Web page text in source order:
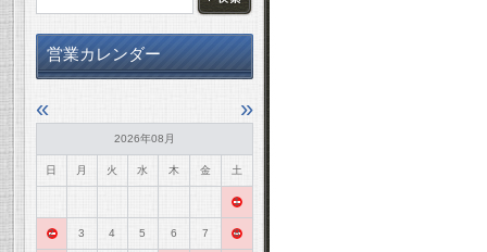
営業カレンダー
« »
2026年08月
日 月 火 水 木 金 土
1
2 3 4 5 6 7 8